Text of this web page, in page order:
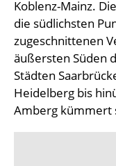
Koblenz-Mainz.
die südlichsten
zugeschnittenen
äußersten Süden
Städten
Heidelberg bis
Amberg kümmert